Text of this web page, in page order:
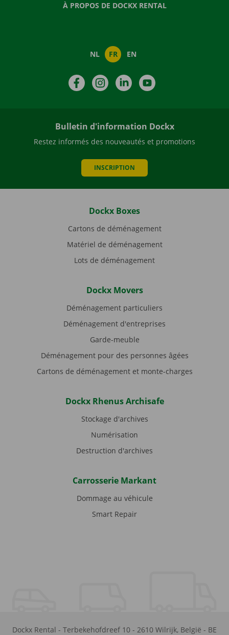
À PROPOS DE DOCKX RENTAL
NL FR EN
FacebookInstagramLinkedIn
Bulletin d'information Dockx
Restez informés des nouveautés et promotions
INSCRIPTION
Dockx Boxes
Cartons de déménagement
Matériel de déménagement
Lots de déménagement
Dockx Movers
Déménagement particuliers
Déménagement d'entreprises
Garde-meuble
Déménagement pour des personnes âgées
Cartons de déménagement et monte-charges
Dockx Rhenus Archisafe
Stockage d'archives
Numérisation
Destruction d'archives
Carrosserie Markant
Dommage au véhicule
Smart Repair
Dockx Rental - Terbekehofdreef 10 - 2610 Wilrijk, België - BE